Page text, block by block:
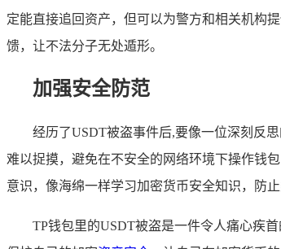
定能直接追回资产，但可以为警方和相关机构
馈，让不法分子无处遁形。
加强安全防范
经历了USDT被盗事件后,要像一位深刻反
难以捉摸，避免在不安全的网络环境下操作钱
意识，像海绵一样学习加密货币安全知识，防
TP钱包里的USDT被盗是一件令人痛心疾